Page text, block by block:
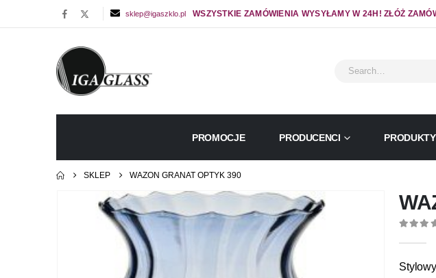
sklep@igaszklo.pl WSZYSTKIE ZAMÓWIENIA WYSYŁAMY W 24H! ZŁÓŻ
PROMOCJE PRODUCENCI PRODUKTY
SKLEP WAZON GRANAT OPTYK 390